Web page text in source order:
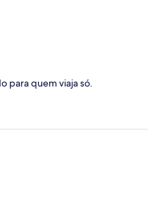
para quem viaja só.